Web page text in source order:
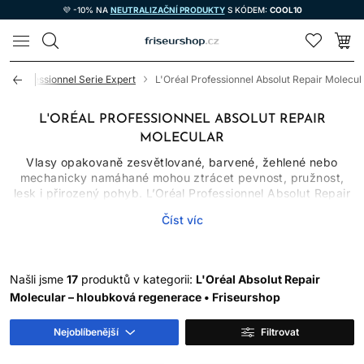
💜 -10% NA NEUTRALIZAČNÍ PRODUKTYS KÓDEM: COOL10
LOMAX
Professionnel Serie Expert L'Oréal Professionnel Absolut Repair
L'ORÉAL PROFESSIONNEL ABSOLUT REPAIR
MOLECULAR
Vlasy opakovaně zesvětlované, barvené, žehlené nebo
mechanicky namáhané mohou ztrácet pevnost, pružnost,
lesk i přirozený pohyb. L’Oréal Professionnel Absolut Repair
výrazně poškozené vlasové vlákno. V nabídce naleznete
salonnímu rituálu.
Označení „molekulární obnova“ neznamená, že se biologicky
živá tkáň zahojí. Vlas nad pokožkou je neživá keratinová
struktura a vzniklé poškození nelze natrvalo vrátit do
Číst víc
Našli jsme 17 produktů v kategorii: L'Oréal Absolut Repair
Molecular – hloubková regenerace • Friseurshop
Nejoblíbenější Filtrovat